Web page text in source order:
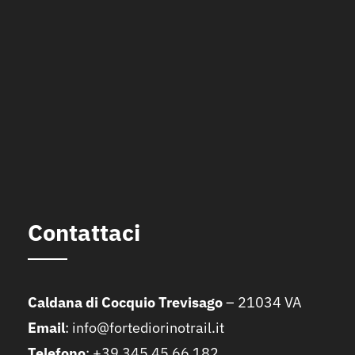
Contattaci
Caldana di Cocquio Trevisago– 21034 VA
Email: info@fortediorinotrail.it